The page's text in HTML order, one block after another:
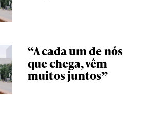
“A cada um de nós
que chega, vêm
muitos juntos”